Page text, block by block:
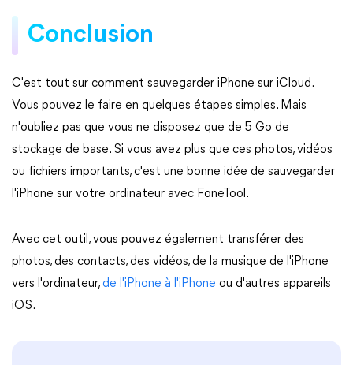
Conclusion
C'est tout sur comment sauvegarder iPhone sur iCloud.
Vous pouvez le faire en quelques étapes simples. Mais
n'oubliez pas que vous ne disposez que de 5 Go de
stockage de base. Si vous avez plus que ces photos, vidéos
ou fichiers importants, c'est une bonne idée de sauvegarder
l'iPhone sur votre ordinateur avec FoneTool.
Avec cet outil, vous pouvez également transférer des
photos, des contacts, des vidéos, de la musique de l'iPhone
vers l'ordinateur, de l'iPhone à l'iPhone ou d'autres appareils
iOS.